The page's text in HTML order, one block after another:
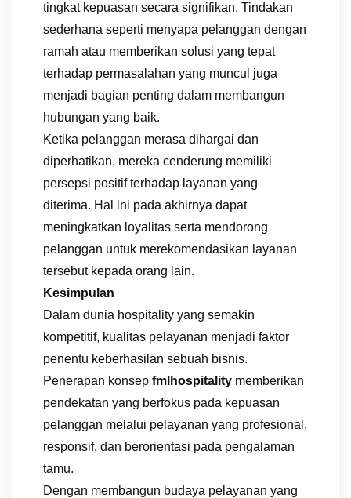
tingkat kepuasan secara signifikan. Tindakan
sederhana seperti menyapa pelanggan dengan
ramah atau memberikan solusi yang tepat
terhadap permasalahan yang muncul juga
menjadi bagian penting dalam membangun
hubungan yang baik.
Ketika pelanggan merasa dihargai dan
diperhatikan, mereka cenderung memiliki
persepsi positif terhadap layanan yang
diterima. Hal ini pada akhirnya dapat
meningkatkan loyalitas serta mendorong
pelanggan untuk merekomendasikan layanan
tersebut kepada orang lain.
Kesimpulan
Dalam dunia hospitality yang semakin
kompetitif, kualitas pelayanan menjadi faktor
penentu keberhasilan sebuah bisnis.
Penerapan konsep fmlhospitality memberikan
pendekatan yang berfokus pada kepuasan
pelanggan melalui pelayanan yang profesional,
responsif, dan berorientasi pada pengalaman
tamu.
Dengan membangun budaya pelayanan yang